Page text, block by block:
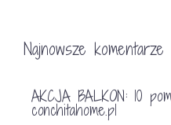
Najnowsze komentarze
AKCJA BALKON: 10
conchitahome.pl